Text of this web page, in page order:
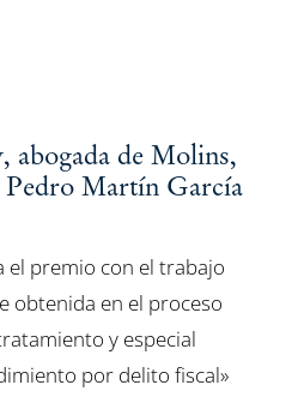
abogada de Molins,
Martín García
el premio con el trabajo
obtenida en el proceso
y especial
por delito fiscal»